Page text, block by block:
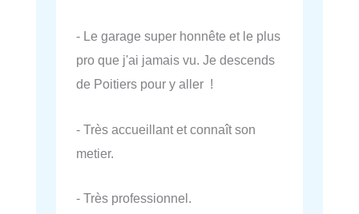
- Le garage super honnête et le plus
pro que j'ai jamais vu. Je descends
de Poitiers pour y aller !
- Très accueillant et connaît son
metier.
- Très professionnel.